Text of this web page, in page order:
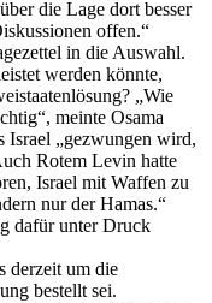
die Lage dort besser
offen.“
in die Auswahl.
werden könnte,
„Wie
meinte Osama
Israel „gezwungen wird,
Rotem Levin hatte
Israel mit Waffen zu
nur der Hamas.“
dafür unter Druck
derzeit um die
bestellt sei.